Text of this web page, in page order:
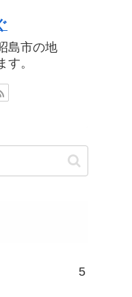
島市の地
。
5